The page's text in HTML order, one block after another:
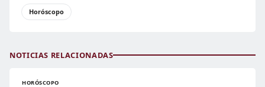
Horóscopo
NOTICIAS RELACIONADAS
HORÓSCOPO